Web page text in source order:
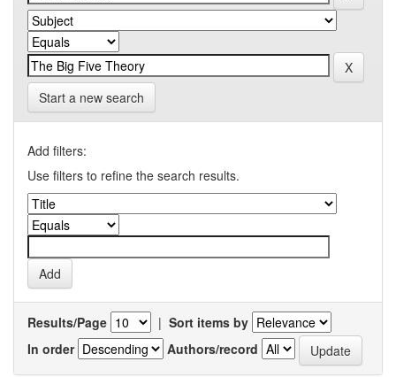
Start a new search
Add filters:
Use filters to refine the search results.
Results/Page | Sort items by
In order
Authors/record